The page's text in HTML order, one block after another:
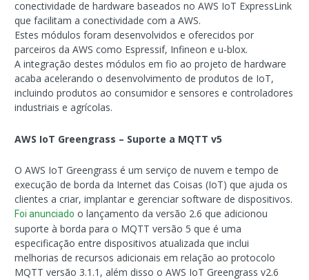
conectividade de hardware baseados no AWS IoT ExpressLink
que facilitam a conectividade com a AWS.
Estes módulos foram desenvolvidos e oferecidos por
parceiros da AWS como Espressif, Infineon e u-blox.
A integração destes módulos em fio ao projeto de hardware
acaba acelerando o desenvolvimento de produtos de IoT,
incluindo produtos ao consumidor e sensores e controladores
industriais e agrícolas.
AWS IoT Greengrass – Suporte a MQTT v5
O AWS IoT Greengrass é um serviço de nuvem e tempo de
execução de borda da Internet das Coisas (IoT) que ajuda os
clientes a criar, implantar e gerenciar software de dispositivos.
Foi anunciado o lançamento da versão 2.6 que adicionou
suporte à borda para o MQTT versão 5 que é uma
especificação entre dispositivos atualizada que inclui
melhorias de recursos adicionais em relação ao protocolo
MQTT versão 3.1.1, além disso o AWS IoT Greengrass v2.6